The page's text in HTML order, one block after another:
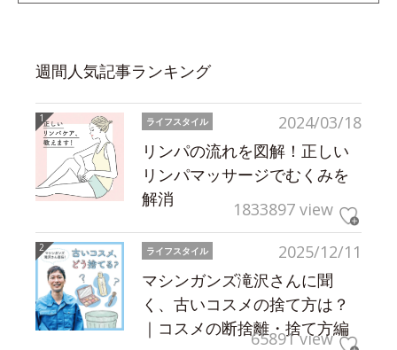
週間人気記事ランキング
2024/03/18
ライフスタイル
リンパの流れを図解！正しい
リンパマッサージでむくみを
解消
1833897 view
2025/12/11
ライフスタイル
マシンガンズ滝沢さんに聞
く、古いコスメの捨て方は？
｜コスメの断捨離・捨て方編
65891 view